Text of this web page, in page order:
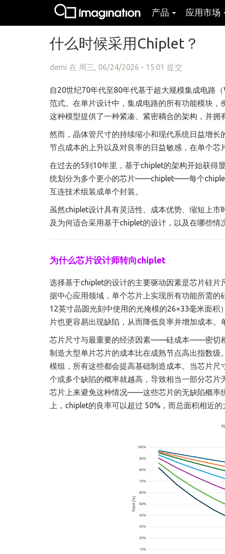
产品 应用市场
什么时候采用Chiplet？
demi 在 周三, 06/24/2026 - 15:01 提交
自20世纪70年代至80年代基于超大规模集成电路
范式。在单片设计中，集成电路的所有功能模块，
这种模型提供了一种紧凑、紧密耦合的架构，并拥
然而，晶体管尺寸的持续缩小和现代系统日益增
节点成本的上升以及对良率的日益敏感，在单个芯
在过去的5到10年里，基于chiplet的架构开始获得
统划分为多个更小的芯片——chiplet——每个chiplet
互连技术组装成单个封装。
虽然chiplet设计具有灵活性、成本优势、缩短上
及为何适合采用基于chiplet的设计，以及在哪些情
为什么芯片设计师转向chiplet
选择基于chiplet的设计的主要驱动因素是芯片硅
据中心应用领域，单个芯片上实现所有功能所需的
12英寸晶圆光刻中使用的光掩模的26×33毫米面
片也更容易出现缺陷，从而降低良率并增加成本。
芯片尺寸与最重要的经济因素——硅成本——密切相
制造大型单片芯片的成本比在成熟节点高出指数
模组，所有这些都会提高基础制造成本。当芯片
个或多个缺陷的概率就越高，导致相当一部分芯
芯片上来避免这种情况——这些芯片的无缺陷概
上，chiplet的良率可以超过 50%，而总面积相近